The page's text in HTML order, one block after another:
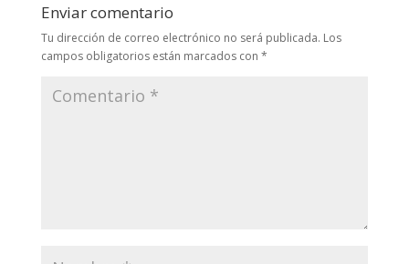
Enviar comentario
Tu dirección de correo electrónico no será publicada. Los
campos obligatorios están marcados con *